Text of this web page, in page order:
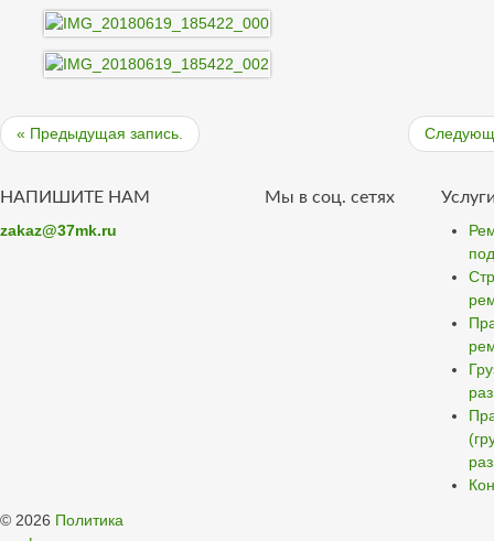
« Предыдущая запись.
НАПИШИТЕ НАМ
zakaz@37mk.ru
Мы в соц. сетях
© 2026 Политика